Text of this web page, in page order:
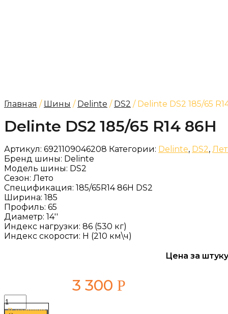
Главная / Шины / Delinte / DS2 / Delinte DS2 185/65
Delinte DS2 185/65 R14 86H
Артикул: 6921109046208 Категории: Delinte, DS2,
Бренд шины: Delinte
Модель шины: DS2
Сезон: Лето
Спецификация: 185/65R14 86H DS2
Ширина: 185
Профиль: 65
Диаметр: 14''
Индекс нагрузки: 86 (530 кг)
Индекс скорости: H (210 км\ч)
Цена за
3 300 Р
В наличии
Количество
товара